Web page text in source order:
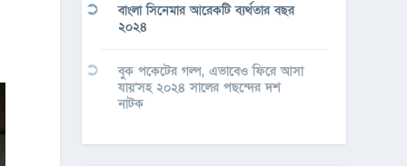
বাংলা সিনেমার আরেকটি ব্যর্থতার বছর
২০২৪
বুক পকেটের গল্প, এভাবেও ফিরে আসা
যায়’সহ ২০২৪ সালের পছন্দের দশ
নাটক